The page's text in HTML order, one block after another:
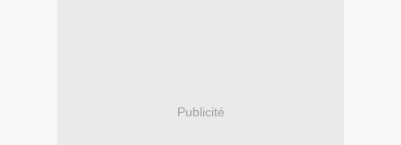
Publicité